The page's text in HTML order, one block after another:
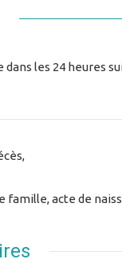
les 24 heures
acte de